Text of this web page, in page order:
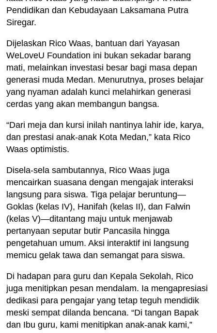
Pendidikan dan Kebudayaan Laksamana Putra
Siregar.
Dijelaskan Rico Waas, bantuan dari Yayasan
WeLoveU Foundation ini bukan sekadar barang
mati, melainkan investasi besar bagi masa depan
generasi muda Medan. Menurutnya, proses belajar
yang nyaman adalah kunci melahirkan generasi
cerdas yang akan membangun bangsa.
“Dari meja dan kursi inilah nantinya lahir ide, karya,
dan prestasi anak-anak Kota Medan,” kata Rico
Waas optimistis.
Disela-sela sambutannya, Rico Waas juga
mencairkan suasana dengan mengajak interaksi
langsung para siswa. Tiga pelajar beruntung—
Goklas (kelas IV), Hanifah (kelas II), dan Falwin
(kelas V)—ditantang maju untuk menjawab
pertanyaan seputar butir Pancasila hingga
pengetahuan umum. Aksi interaktif ini langsung
memicu gelak tawa dan semangat para siswa.
Di hadapan para guru dan Kepala Sekolah, Rico
juga menitipkan pesan mendalam. Ia mengapresiasi
dedikasi para pengajar yang tetap teguh mendidik
meski sempat dilanda bencana. “Di tangan Bapak
dan Ibu guru, kami menitipkan anak-anak kami,”